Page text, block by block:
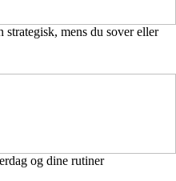
mens du sover eller
og dine rutiner